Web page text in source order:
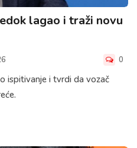
lagao i traži novu
0
ispitivanje i tvrdi da vozač